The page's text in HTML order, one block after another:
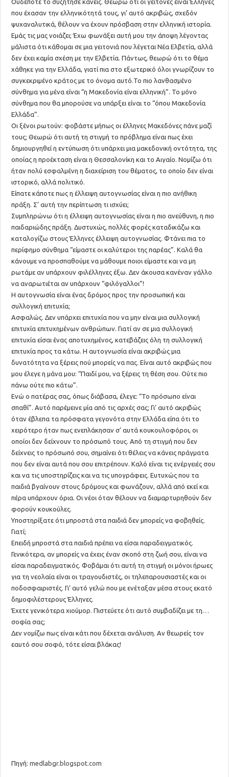
που έχασαν την ελληνικότητά τους, γι’ αυτό ακριβώς, σχεδόν
ψυχαναλυτικά, θέλουν να έχουν πρόσβαση στην ελληνική ιστορία.
Εμάς τις μας νοιάζει; Έχω φωνάξει αυτή μου την άποψη λέγοντας
μάλιστα ότι κάθομαι σε μια γειτονιά που λέγεται Νέα Ελβετία, αλλά
δεν έχει καμία σχέση με την Ελβετία. Πάντως, θεωρώ ότι το θέμα
χάθηκε για την Ελλάδα, γιατί πια στο εξωτερικό όλοι γνωρίζουν το
συγκεκριμένο κράτος με το όνομα αυτό.Το πιο λανθασμένο
σύνθημα για μένα είναι “η Μακεδονία είναι ελληνική”. Το μόνο
σύνθημα που θα μπορούσε να υπάρξει είναι το “όπου Μακεδονία
Ελλάδα”.
Οι ξένοι ρωτούν: φοβάστε μήπως οι έλληνες Μακεδόνες πάνε μαζί
τους; Θεωρώ ότι αυτή τη στιγμή το πρόβλημα είναι πως έχει
δημιουργηθεί η εντύπωση ότι υπάρχει μια μακεδονική οντότητα, της
οποίας η προέκταση είναι η Θεσσαλονίκη και το Αιγαίο. Νομίζω ότι
ήταν πολύ εσφαλμένη η διαχείριση του θέματος, το οποίο δεν είναι
ιστορικό, αλλά πολιτικό.
Είπατε κάποτε πως η έλλειψη αυτογνωσίας είναι η πιο ανήθικη
πράξη. Σ’ αυτή την περίπτωση τι ισχύει;
Συμπληρώνω ότι η έλλειψη αυτογνωσίας είναι η πιο ανεύθυνη, η πιο
παιδαριώδης πράξη. Δυστυχώς, πολλές φορές καταδικάζω και
καταλογίζω στους Έλληνες έλλειψη αυτογνωσίας. Φτάνει πια το
περίφημο σύνθημα “είμαστε οι καλύτεροι της παρέας”. Καλά θα
κάνουμε να προσπαθούμε να μάθουμε ποιοι είμαστε και να μη
ρωτάμε αν υπάρχουν φιλέλληνες έξω. Δεν άκουσα κανέναν γάλλο
να αναρωτιέται αν υπάρχουν “φιλόγαλλοι”!
Η αυτογνωσία είναι ένας δρόμος προς την προσωπική και
συλλογική επιτυχία;
Ασφαλώς. Δεν υπάρχει επιτυχία που να μην είναι μια συλλογική
επιτυχία επιτυχημένων ανθρώπων. Γιατί αν σε μια συλλογική
επιτυχία είσαι ένας αποτυχημένος, κατεβάζεις όλη τη συλλογική
επιτυχία προς τα κάτω. Η αυτογνωσία είναι ακριβώς μια
δυνατότητα να ξέρεις πού μπορείς να πας. Είναι αυτό ακριβώς που
μου έλεγε η μάνα μου: “Παιδί μου, να ξέρεις τη θέση σου. Ούτε πιο
πάνω ούτε πιο κάτω”.
Ενώ ο πατέρας σας, όπως διάβασα, έλεγε: “Το πρόσωπο είναι
σπαθί”. Αυτό παρέμεινε μία από τις αρχές σας; Γι’ αυτό ακριβώς
όταν έβλεπα τα πρόσφατα γεγονότα στην Ελλάδα είπα ότι το
χειρότερο ήταν πως ενεπλάκησαν σ’ αυτά κουκουλοφόροι, οι
οποίοι δεν δείχνουν το πρόσωπό τους. Από τη στιγμή που δεν
δείχνεις το πρόσωπό σου, σημαίνει ότι θέλεις να κάνεις πράγματα
που δεν είναι αυτά που σου επιτρέπουν. Καλό είναι τις ενέργειές σου
και να τις υποστηρίζεις και να τις υπογράφεις. Ευτυχώς που τα
παιδιά βγαίνουν στους δρόμους και φωνάζουν, αλλά από εκεί και
πέρα υπάρχουν όρια. Οι νέοι όταν θέλουν να διαμαρτυρηθούν δεν
φορούν κουκούλες.
Υποστηρίξατε ότι μπροστά στα παιδιά δεν μπορείς να φοβηθείς.
Γιατί;
Επειδή μπροστά στα παιδιά πρέπει να είσαι παραδειγματικός.
Γενικότερα, αν μπορείς να έχεις έναν σκοπό στη ζωή σου, είναι να
είσαι παραδειγματικός. Φοβάμαι ότι αυτή τη στιγμή οι μόνοι ήρωες
για τη νεολαία είναι οι τραγουδιστές, οι τηλεπαρουσιαστές και οι
ποδοσφαιριστές. Γι’ αυτό γελώ που με ενέταξαν μέσα στους εκατό
δημοφιλέστερους Έλληνες.
Έχετε γενικότερα χιούμορ. Πιστεύετε ότι αυτό συμβαδίζει με τη…
σοφία σας;
Δεν νομίζω πως είναι κάτι που δέχεται ανάλυση. Αν θεωρείς τον
εαυτό σου σοφό, τότε είσαι βλάκας!
Πηγή:medlabgr.blogspot.com